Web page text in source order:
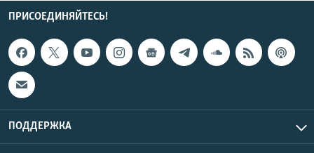
ПРИСОЕДИНЯЙТЕСЬ!
ПОДДЕРЖКА